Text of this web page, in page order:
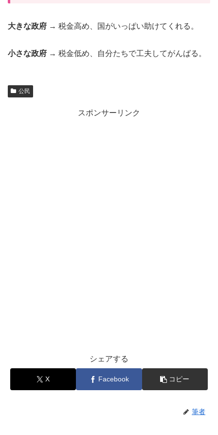
大きな政府 → 税金高め、国がいっぱい助けてくれる。
小さな政府 → 税金低め、自分たちで工夫してがんばる。
公民
スポンサーリンク
シェアする
X Facebook コピー
筆者